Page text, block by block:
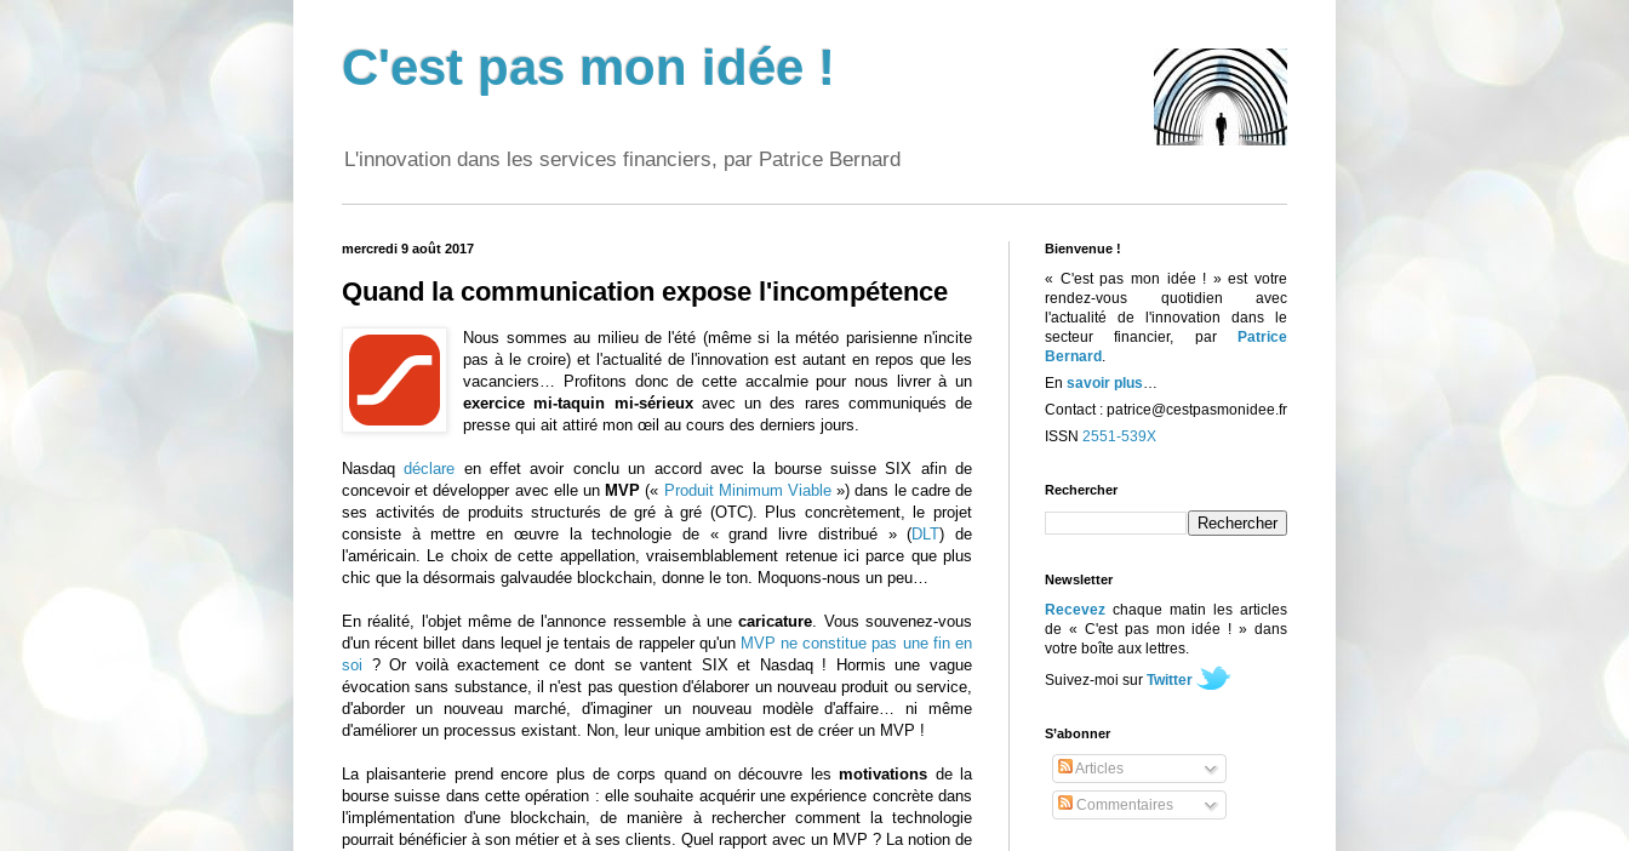
C'est pas mon idée !
L'innovation dans les services financiers, par Patrice Bernard
mercredi 9 août 2017
Quand la communication expose l'incompétence
Nous sommes au milieu de l'été (même si la météo parisienne n'incite
pas à le croire) et l'actualité de l'innovation est autant en repos que les
vacanciers… Profitons donc de cette accalmie pour nous livrer à un
exercice mi-taquin mi-sérieuxavec un des rares communiqués de
presse qui ait attiré mon œil au cours des derniers jours.
Nasdaqdéclare en effet avoir conclu un accord avec la bourse suisse SIX afin de
concevoir et développer avec elle un MVP (« Produit Minimum Viable ») dans le cadre de
ses activités de produits structurés de gré à gré (OTC). Plus concrètement, le projet
consiste à mettre en œuvre la technologie de « grand livre distribué » (DLT) de
l'américain. Le choix de cette appellation, vraisemblablement retenue ici parce que plus
chic que la désormais galvaudée blockchain, donne le ton. Moquons-nous un peu…
En réalité, l'objet même de l'annonce ressemble à unecaricature. Vous souvenez-vous
d'un récent billet dans lequel je tentais de rappeler qu'un MVP ne constitue pas une fin en
soi ? Or voilà exactement ce dont se vantent SIX et Nasdaq ! Hormis une vague
évocation sans substance, il n'est pas question d'élaborer un nouveau produit ou service,
d'aborder un nouveau marché, d'imaginer un nouveau modèle d'affaire… ni même
d'améliorer un processus existant. Non, leur unique ambition est de créer un MVP !
La plaisanterie prend encore plus de corps quand on découvre lesmotivations de la
bourse suisse dans cette opération : elle souhaite acquérir une expérience concrète dans
l'implémentation d'une blockchain, de manière à rechercher comment la technologie
pourrait bénéficier à son métier et à ses clients. Quel rapport avec un MVP ? La notion de
Bienvenue !
« C'est pas mon idée ! » est votre
rendez-vous quotidien avec
l'actualité de l'innovation dans le
secteur financier, par
Patrice
Bernard .
En savoir plus…
Contact : patrice@cestpasmonidee.fr
ISSN 2551-539X
Rechercher
Newsletter
Recevez chaque matin les articles
de « C'est pas mon idée ! » dans
votre boîte aux lettres.
Suivez-moi sur Twitter
S’abonner
Articles
Commentaires